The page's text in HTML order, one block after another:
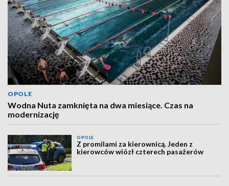
OPOLE
Wodna Nuta zamknięta na dwa miesiące. Czas na
modernizację
OPOLE
Z promilami za kierownicą. Jeden z
kierowców wiózł czterech pasażerów